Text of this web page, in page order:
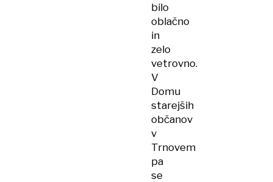
bilo
oblačno
in
zelo
vetrovno.
V
Domu
starejših
občanov
v
Trnovem
pa
se